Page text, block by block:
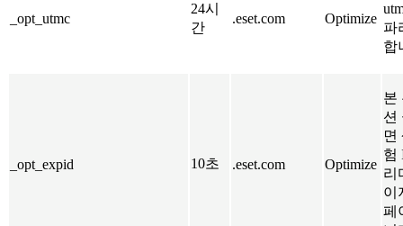
_opt_utmc
24시
간
.eset.com Optimize
파
합
_opt_expid 10초 .eset.com Optimize
본
션
면
험
리
이
페